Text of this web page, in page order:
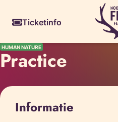
Ticketinfo
HUMAN NATURE
Practice
Informatie